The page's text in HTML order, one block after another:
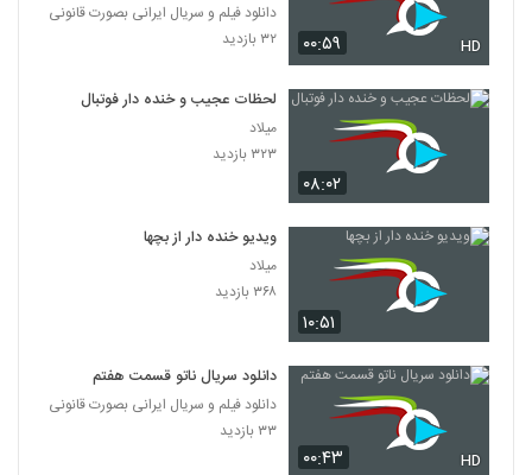
۰۰:۵۹ HD
دانلود فیلم و سریال ایرانی بصورت قانونی
۳۲ بازدید
۰۸:۰۲
لحظات عجیب و خنده دار فوتبال
میلاد
۳۲۳ بازدید
۱۰:۵۱
ویدیو خنده دار از بچها
میلاد
۳۶۸ بازدید
۰۰:۴۳ HD
دانلود سریال ناتو قسمت هفتم
دانلود فیلم و سریال ایرانی بصورت قانونی
۳۳ بازدید